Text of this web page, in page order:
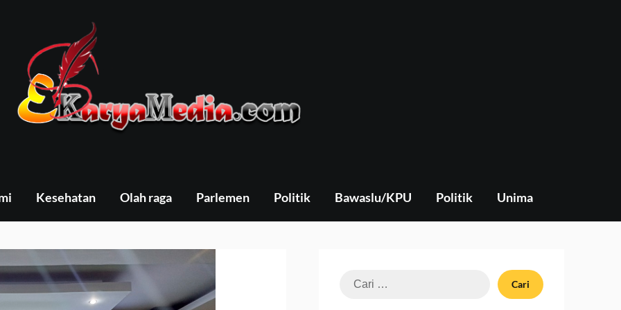
Kesehatan Olah raga Parlemen Politik Bawaslu/KPU Politik Unima
Cari